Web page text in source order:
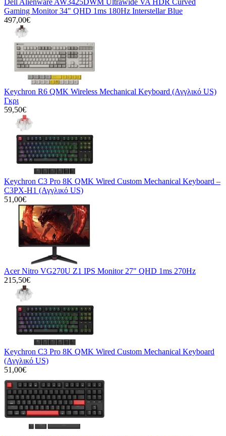
Gaming Monitor 34" QHD 1ms 180Hz Interstellar Blue
497,00€
Keychron R6 QMK Wireless Mechanical Keyboard (Αγγλικό US)
Γκρι
59,50€
Keychron C3 Pro 8K QMK Wired Custom Mechanical Keyboard –
C3PX-H1 (Αγγλικό US)
51,00€
Acer Nitro VG270U Z1 IPS Monitor 27" QHD 1ms 270Hz
215,50€
Keychron C3 Pro 8K QMK Wired Custom Mechanical Keyboard
(Αγγλικό US)
51,00€